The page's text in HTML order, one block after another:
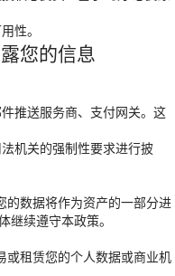
性。
您的信息
推送服务商、支付网关。这
机关的强制性要求进行披
的数据将作为资产的一部分进
续遵守本政策。
或租赁您的个人数据或商业机